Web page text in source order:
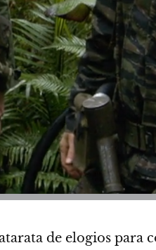
de elogios para